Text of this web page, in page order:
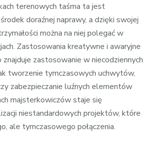
terenowych taśma ta jest
doraźnej naprawy, a dzięki swojej
można na niej polegać w
Zastosowania kreatywne i awaryjne
zastosowanie w niecodziennych
tworzenie tymczasowych uchwytów,
zabezpieczanie luźnych elementów
majsterkowiczów staje się
niestandardowych projektów, które
ale tymczasowego połączenia.